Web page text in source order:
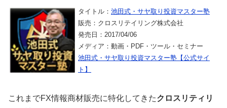
タイトル： 池田式・サヤ取り投資マスター塾
販売：クロスリテイリング株式会社
発売日：2017/04/06
メディア：動画・PDF・ツール・セミナー
池田式・サヤ取り投資マスター塾【公式サイ
ト】
これまでFX情報商材販売に特化してきたクロスリティリ